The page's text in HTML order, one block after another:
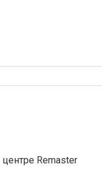
Remaster